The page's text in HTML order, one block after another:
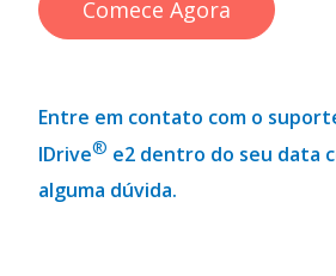
Comece Agora
Entre em contato com o
IDrive® e2 dentro do seu data
alguma dúvida.